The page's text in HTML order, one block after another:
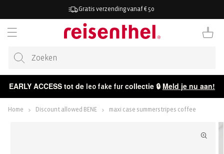
Gratis verzending vanaf € 50
EARLY ACCESS tot de leo fake fur collectie 🔒 Meld je nu aan!
Home Discount allowed BENE maxi case summerstripes coffee